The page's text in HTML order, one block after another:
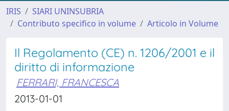
IRIS
SIARI UNINSUBRIA
Contributo specifico in volume
Articolo in Volume
Il Regolamento (CE) n. 1206/2001 e il
diritto di informazione
FERRARI, FRANCESCA
2013-01-01